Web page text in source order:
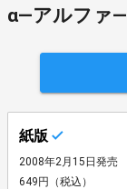
α―アルファ―
紙版
2008年2月15日発売
649円（税込）